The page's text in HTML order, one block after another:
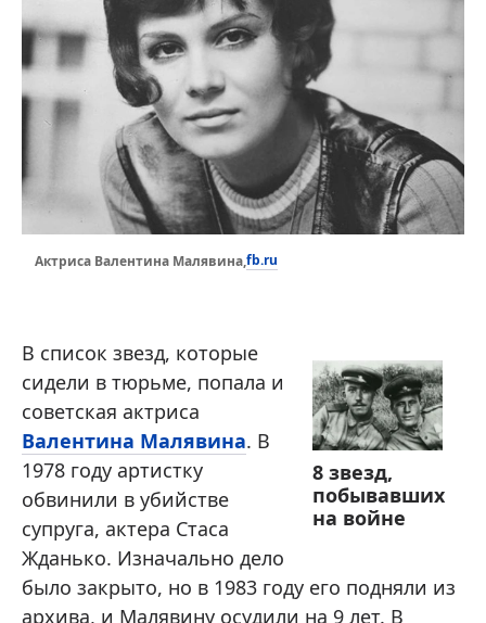
Актриса Валентина Малявина,fb.ru
8 звезд,
побывавших
на войне
В список звезд, которые
сидели в тюрьме, попала и
советская актриса
Валентина Малявина. В
1978 году артистку
обвинили в убийстве
супруга, актера Стаса
Жданько. Изначально дело
было закрыто, но в 1983 году его подняли из
архива, и Малявину осудили на 9 лет. В